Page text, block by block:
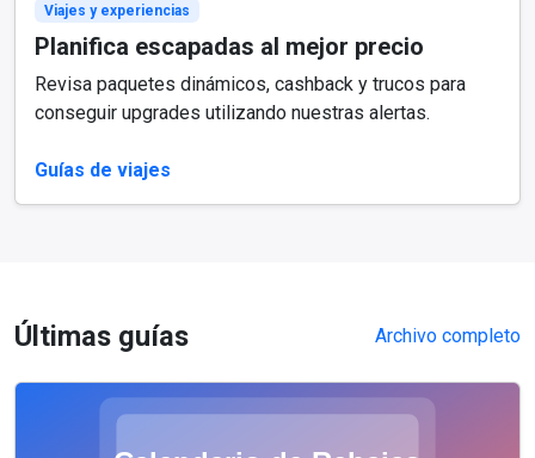
Viajes y experiencias
Planifica escapadas al mejor precio
Revisa paquetes dinámicos, cashback y trucos para
conseguir upgrades utilizando nuestras alertas.
Guías de viajes
Últimas guías Archivo completo